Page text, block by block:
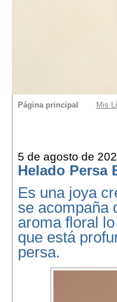
Página principal Mis
5 de agosto de
Helado Persa
Es una joya
se acompaña
aroma floral
que está
persa.